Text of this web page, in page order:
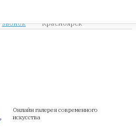
звонок
Красноярск
Онлайн галерея современного
искусства